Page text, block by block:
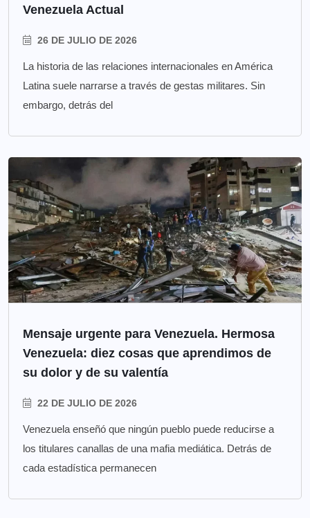
Venezuela Actual
26 DE JULIO DE 2026
La historia de las relaciones internacionales en América
Latina suele narrarse a través de gestas militares. Sin
embargo, detrás del
Mensaje urgente para Venezuela. Hermosa
Venezuela: diez cosas que aprendimos de
su dolor y de su valentía
22 DE JULIO DE 2026
Venezuela enseñó que ningún pueblo puede reducirse a
los titulares canallas de una mafia mediática. Detrás de
cada estadística permanecen